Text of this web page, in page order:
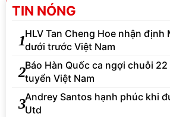
TIN NÓNG
1HLV Tan Cheng Hoe nhận định
dưới trước Việt Nam
2Báo Hàn Quốc ca ngợi chuỗi
tuyển Việt Nam
3Andrey Santos hạnh phúc khi
Utd